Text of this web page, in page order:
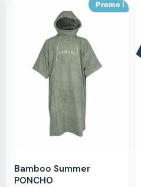
Promo !
Bamboo Summer
PONCHO